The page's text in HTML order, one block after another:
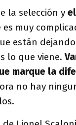
la selección y
muy
están
lo que viene.
marque la
no hay